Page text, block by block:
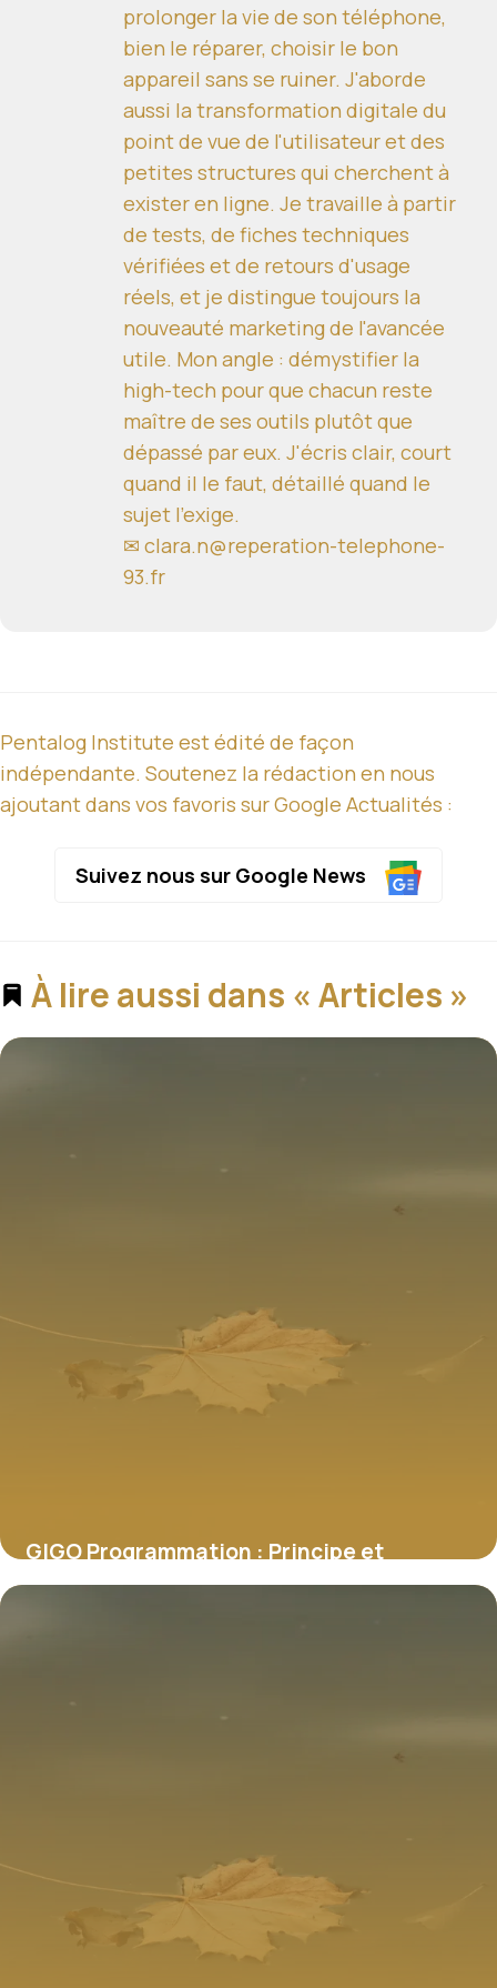
prolonger la vie de son téléphone,
bien le réparer, choisir le bon
appareil sans se ruiner. J'aborde
aussi la transformation digitale du
point de vue de l'utilisateur et des
petites structures qui cherchent à
exister en ligne. Je travaille à partir
de tests, de fiches techniques
vérifiées et de retours d'usage
réels, et je distingue toujours la
nouveauté marketing de l'avancée
utile. Mon angle : démystifier la
high-tech pour que chacun reste
maître de ses outils plutôt que
dépassé par eux. J'écris clair, court
quand il le faut, détaillé quand le
sujet l'exige.
✉ clara.n@reperation-telephone-
93.fr
Pentalog Institute est édité de façon
indépendante. Soutenez la rédaction en nous
ajoutant dans vos favoris sur Google Actualités :
Suivez nous sur Google News
À lire aussi dans « Articles »
GIGO Programmation : Principe et
Exemples